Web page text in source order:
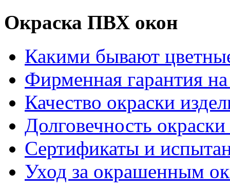
Окраска ПВХ окон
Какими бывают
Фирменная гарантия
Качество окраски
Долговечность
Сертификаты и
Уход за окрашенным